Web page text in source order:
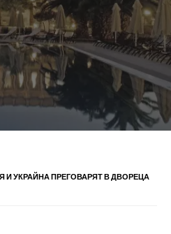
И УКРАЙНА ПРЕГОВАРЯТ В ДВОРЕЦА